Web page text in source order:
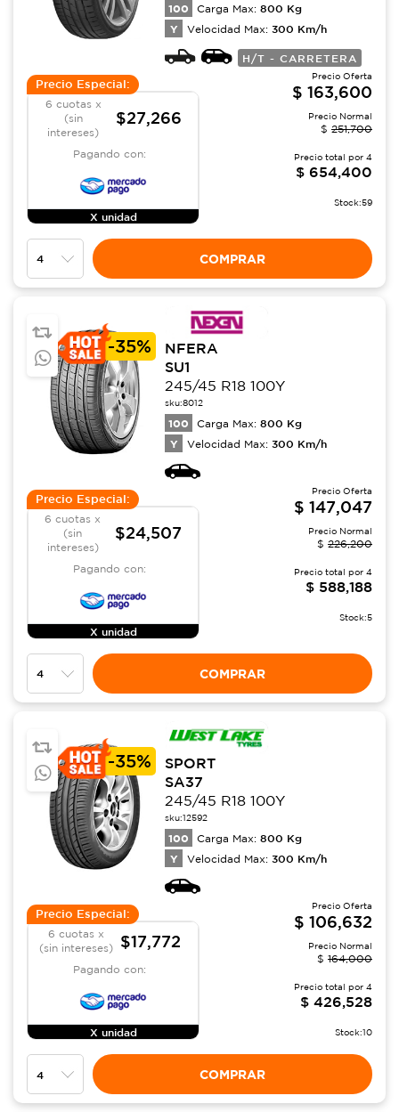
100 Carga Max: 800 Kg
Y Velocidad Max: 300 Km/h
H/T - CARRETERA
Precio Especial:
6 cuotas x
(sin
intereses)
$27,266
Pagando con:
X unidad
Precio Oferta
$ 163,600
Precio Normal
$ 251,700
Precio total por 4
$ 654,400
Stock:59
COMPRAR
-35%
NFERA
SU1
245/45 R18 100Y
sku:8012
100 Carga Max: 800 Kg
Y Velocidad Max: 300 Km/h
Precio Especial:
6 cuotas x
(sin
intereses)
$24,507
Pagando con:
X unidad
Precio Oferta
$ 147,047
Precio Normal
$ 226,200
Precio total por 4
$ 588,188
Stock:5
COMPRAR
-35%
SPORT
SA37
245/45 R18 100Y
sku:12592
100 Carga Max: 800 Kg
Y Velocidad Max: 300 Km/h
Precio Especial:
6 cuotas x
(sin intereses)
$17,772
Pagando con:
X unidad
Precio Oferta
$ 106,632
Precio Normal
$ 164,000
Precio total por 4
$ 426,528
Stock:10
COMPRAR